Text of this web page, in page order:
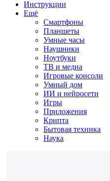
Инструкции
Ещё
Смартфоны
Планшеты
Умные часы
Наушники
Ноутбуки
ТВ и медиа
Игровые консоли
Умный дом
ИИ и нейросети
Игры
Приложения
Крипта
Бытовая техника
Наука